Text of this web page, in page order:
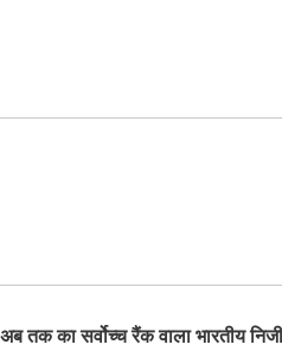
तक का सर्वोच्च रैंक वाला भारतीय निजी